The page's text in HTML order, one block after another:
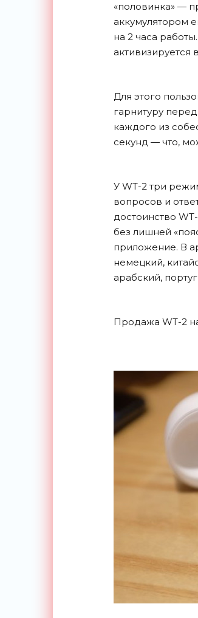
«половинка» —
аккумулятором
на 2 часа
активизируется
Для этого
гарнитуру
каждого из
секунд — что,
У WT-2 три
вопросов и
достоинство
без лишней
приложение. В
немецкий,
арабский,
Продажа WT-2